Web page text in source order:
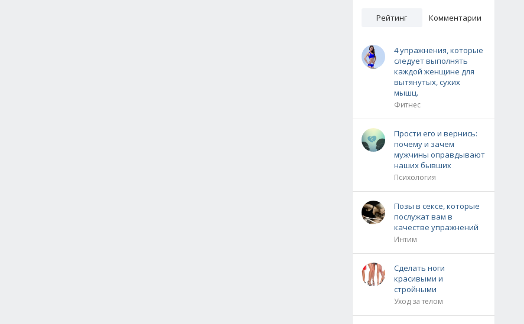
Рейтинг Комментарии
4 упражнения, которые
следует выполнять
каждой женщине для
вытянутых, сухих
мышц.
Фитнес
Прости его и вернись:
почему и зачем
мужчины оправдывают
наших бывших
Психология
Позы в сексе, которые
послужат вам в
качестве упражнений
Интим
Сделать ноги
красивыми и
стройными
Уход за телом